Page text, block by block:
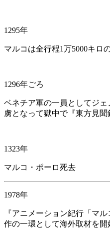
1295年
マルコは全行程1万5000キロ
1296年ごろ
ベネチア軍の一員としてジ
虜となって獄中で『東方見聞
1323年
マルコ・ポーロ死去
1978年
『アニメーション紀行「マ
作の一環として海外取材を開